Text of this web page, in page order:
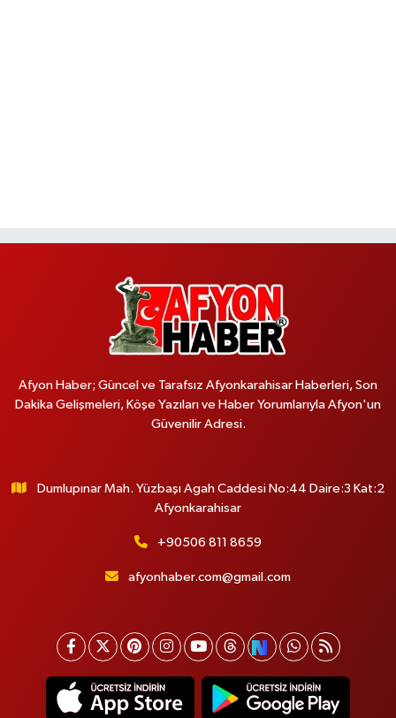
Afyon Haber; Güncel ve Tarafsız Afyonkarahisar Haberleri, Son
Dakika Gelişmeleri, Köşe Yazıları ve Haber Yorumlarıyla Afyon'un
Güvenilir Adresi.
Dumlupınar Mah. Yüzbaşı Agah Caddesi No:44 Daire:3 Kat:2
Afyonkarahisar
+90506 811 8659
afyonhaber.com@gmail.com